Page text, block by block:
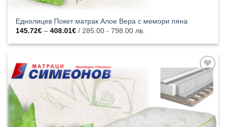
Еднолицев Покет матрак Алое Вера с мемори пяна
145.72€ – 408.01€Price
145.72€
/ 285.00 - 798.00 лв.
Добавяне
към
списъка с
харесани
продукти